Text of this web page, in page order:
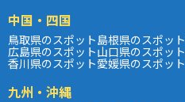
中国・四国
鳥取県のスポット島根県のスポット
広島県のスポット山口県のスポット
香川県のスポット愛媛県のスポット
九州・沖縄